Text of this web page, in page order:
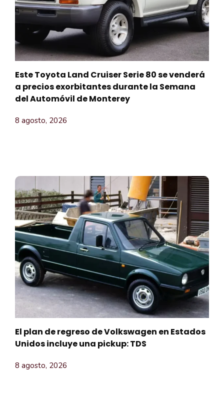
Este Toyota Land Cruiser Serie 80 se venderá
a precios exorbitantes durante la Semana
del Automóvil de Monterey
8 agosto, 2026
El plan de regreso de Volkswagen en Estados
Unidos incluye una pickup: TDS
8 agosto, 2026